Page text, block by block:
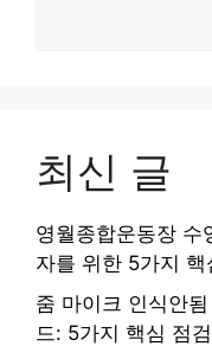
최신 글
영월종합운동장 수
자를 위한 5가지
줌 마이크 인식안
드: 5가지 핵심 점검